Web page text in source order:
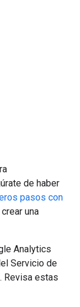
de haber
pasos con
una
Analytics
Servicio de
. Revisa estas